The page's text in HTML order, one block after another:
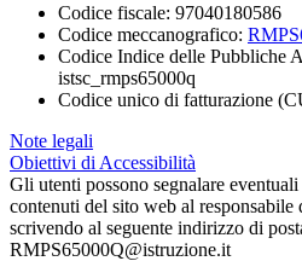
Codice fiscale: 97040180586
Codice meccanografico:
Codice Indice delle Pubbliche
istsc_rmps65000q
Codice unico di fatturazione
Note legali
Obiettivi di Accessibilità
Gli utenti possono segnalare
contenuti del sito web al responsabile
scrivendo al seguente indirizzo di
RMPS65000Q@istruzione.it